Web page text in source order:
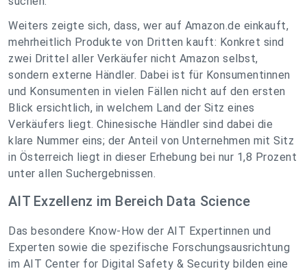
Weiters zeigte sich, dass, wer auf Amazon.de einkauft,
mehrheitlich Produkte von Dritten kauft: Konkret sind
zwei Drittel aller Verkäufer nicht Amazon selbst,
sondern externe Händler. Dabei ist für Konsumentinnen
und Konsumenten in vielen Fällen nicht auf den ersten
Blick ersichtlich, in welchem Land der Sitz eines
Verkäufers liegt. Chinesische Händler sind dabei die
klare Nummer eins; der Anteil von Unternehmen mit Sitz
in Österreich liegt in dieser Erhebung bei nur 1,8 Prozent
unter allen Suchergebnissen.
AIT Exzellenz im Bereich Data Science
Das besondere Know-How der AIT Expertinnen und
Experten sowie die spezifische Forschungsausrichtung
im AIT Center for Digital Safety & Security bilden eine